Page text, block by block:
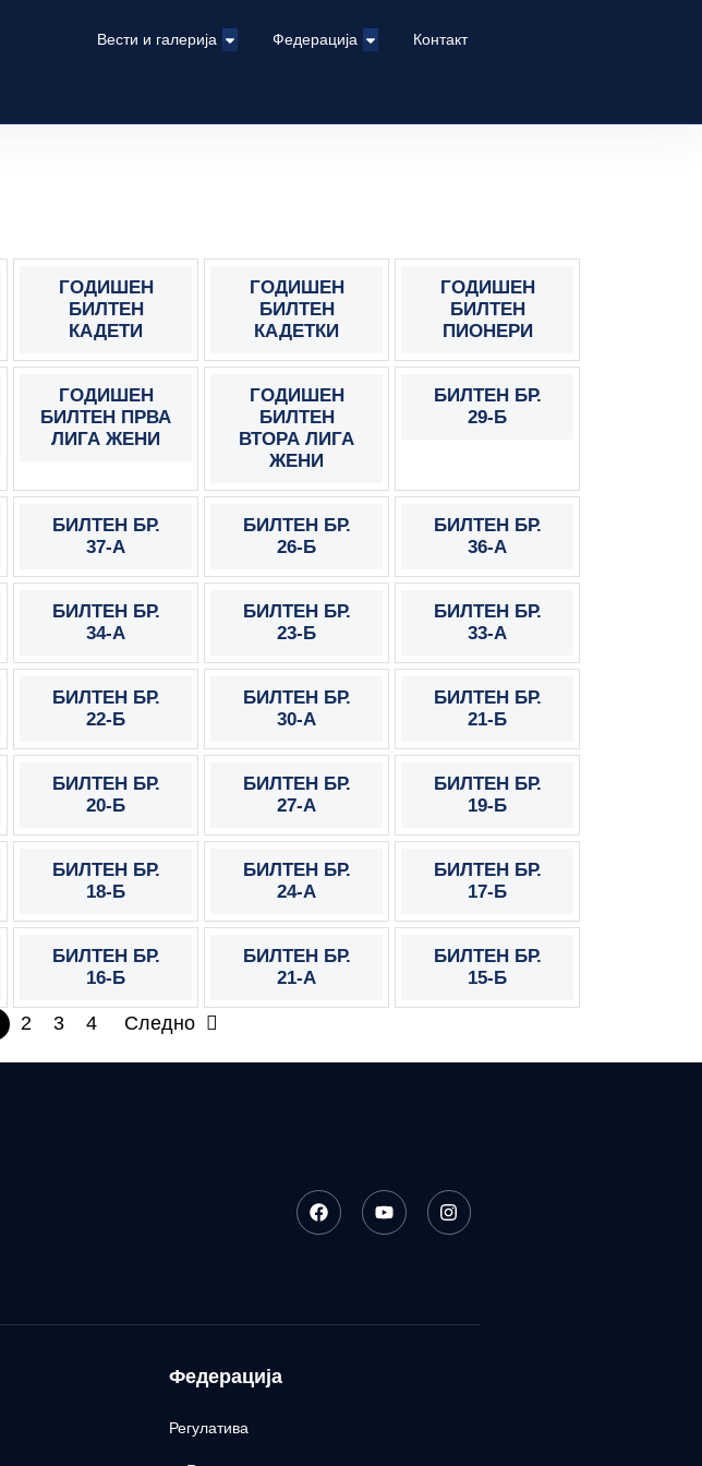
Вести и галерија Федерација Контакт
ГОДИШЕН
БИЛТЕН
КАДЕТИ
ГОДИШЕН
БИЛТЕН
КАДЕТКИ
ГОДИШЕН
БИЛТЕН
ПИОНЕРИ
ГОДИШЕН
БИЛТЕН ПРВА
ЛИГА ЖЕНИ
ГОДИШЕН
БИЛТЕН
ВТОРА ЛИГА
ЖЕНИ
БИЛТЕН БР.
29-Б
БИЛТЕН БР.
37-А
БИЛТЕН БР.
26-Б
БИЛТЕН БР.
36-А
БИЛТЕН БР.
34-А
БИЛТЕН БР.
23-Б
БИЛТЕН БР.
33-А
БИЛТЕН БР.
22-Б
БИЛТЕН БР.
30-А
БИЛТЕН БР.
21-Б
БИЛТЕН БР.
20-Б
БИЛТЕН БР.
27-А
БИЛТЕН БР.
19-Б
БИЛТЕН БР.
18-Б
БИЛТЕН БР.
24-А
БИЛТЕН БР.
17-Б
БИЛТЕН БР.
16-Б
БИЛТЕН БР.
21-А
БИЛТЕН БР.
15-Б
2 3 4 Следно
Федерација
Регулатива